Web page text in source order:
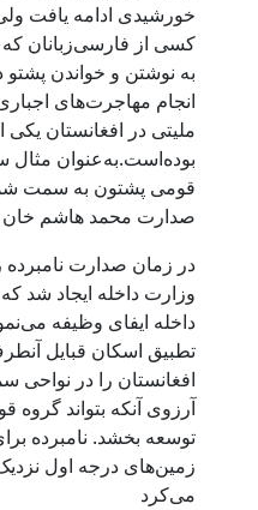
خورشیدی ادامه یافت
کسی از فارسی‌زبانان که
به نوشتن و خواندن
انجام مهاجرت‌های
ملیتی در افغانستان
بوده‌است.به‌عنوان مثال
قومی پشتون به سمت
صدارت محمد هاشم خان
در زمان صدارت
وزارت داخله ایجاد شد
داخله ایفای وظیفه
تطبیق اسکان قبایل
افغانستان را در
آرزوی آنکه بتواند گروه
توسعه بخشد. نامبرده
زمین‌های درجه اول
می‌کرد